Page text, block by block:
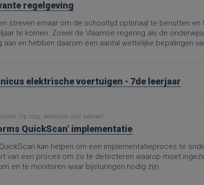
regelgeving
streven ernaar om de schooltijd optimaal te benutten
te komen. Zowel de Vlaamse regering als de
aan en hebben daarom een aantal wettelijke bepalingen
elektrische voertuigen - 7de leerjaar
'Op.stap, leerroutes voor iedereen'
QuickScan' implementatie
kan helpen om een implementatieproces te
van een proces om zo te detecteren waarop moet
en te monitoren waar bijsturingen nodig zijn.